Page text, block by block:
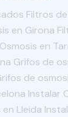
Filtros
en Girona
en
Grifos de
de
Instalar
Lleida